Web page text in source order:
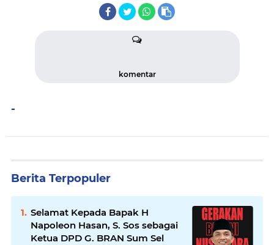
komentar
-
Berita Terpopuler
Selamat Kepada Bapak H
Napoleon Hasan, S. Sos sebagai
Ketua DPD G. BRAN Sum Sel